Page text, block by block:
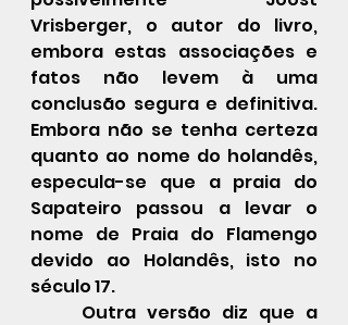
Vrisberger, o autor do livro,
embora estas associações e
fatos não levem à uma
conclusão segura e definitiva.
Embora não se tenha certeza
quanto ao nome do holandês,
especula-se que a praia do
Sapateiro passou a levar o
nome de Praia do Flamengo
devido ao Holandês, isto no
século 17.